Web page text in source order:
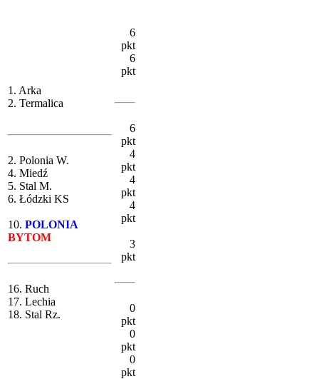
1. Arka
2. Termalica
2. Polonia W.
4. Miedź
5. Stal M.
6. Łódzki KS
10. POLONIA
BYTOM
16. Ruch
17. Lechia
18. Stal Rz.
6
pkt
6
pkt
6
pkt
4
pkt
4
pkt
4
pkt
3
pkt
0
pkt
0
pkt
0
pkt